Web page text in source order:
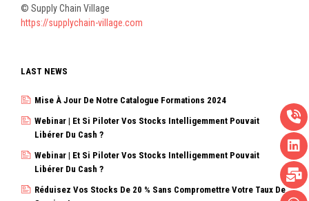
© Supply Chain Village
https://supplychain-village.com
LAST NEWS
Mise À Jour De Notre Catalogue Formations 2024
Webinar | Et Si Piloter Vos Stocks Intelligemment Pouvait
Libérer Du Cash ?
Webinar | Et Si Piloter Vos Stocks Intelligemment Pouvait
Libérer Du Cash ?
Réduisez Vos Stocks De 20 % Sans Compromettre Votre Taux De